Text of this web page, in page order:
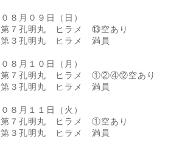
０８月０９日（日）
第７孔明丸 ヒラメ ⑬空あり
第３孔明丸 ヒラメ 満員
０８月１０日（月）
第７孔明丸 ヒラメ ①②④⑫空あり
第３孔明丸 ヒラメ 満員
０８月１１日（火）
第７孔明丸 ヒラメ ①空あり
第３孔明丸 ヒラメ 満員